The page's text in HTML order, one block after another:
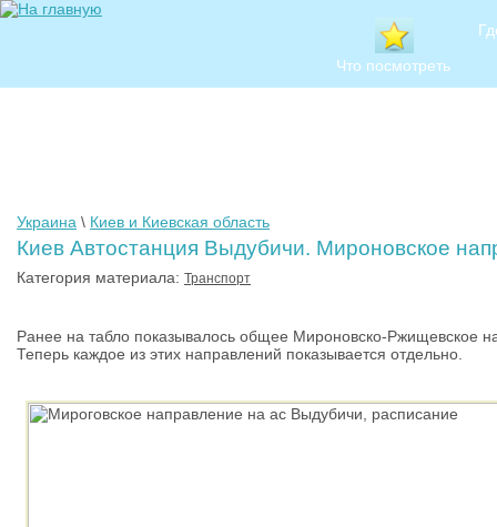
Что посмотреть
Украина \ Киев и Киевская область
Киев Автостанция Выдубичи. Мироновское
Категория материала: Транспорт
Ранее на табло показывалось общее Мироновско-Ржищевское
Теперь каждое из этих направлений показывается отдельно.